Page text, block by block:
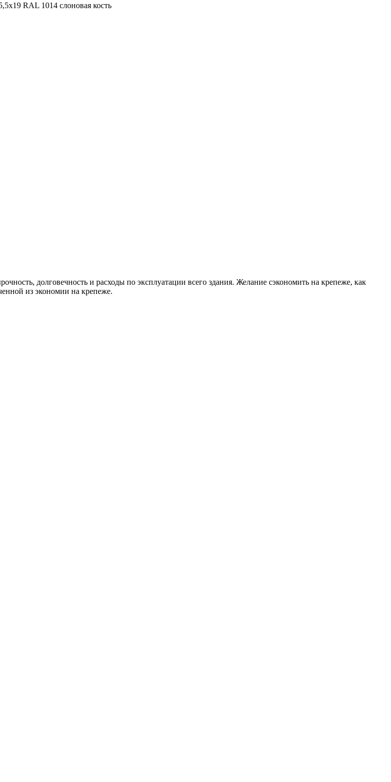
RAL 1014 слоновая кость
долговечность и расходы по эксплуатации всего здания. Желание сэкономить на крепеже, как
из экономии на крепеже.